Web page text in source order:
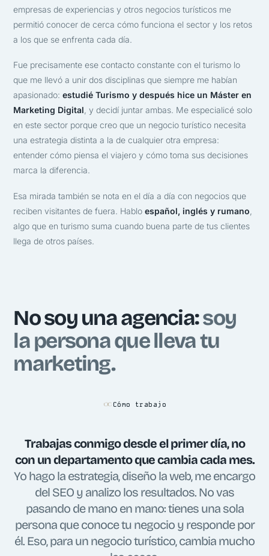
empresas de experiencias y otros negocios turísticos me
permitió conocer de cerca cómo funciona el sector y los retos
a los que se enfrenta cada día.
Fue precisamente ese contacto constante con el turismo lo
que me llevó a unir dos disciplinas que siempre me habían
apasionado:estudié Turismo y después hice un Máster en
Marketing Digital , y decidí juntar ambas. Me especialicé solo
en este sector porque creo que un negocio turístico necesita
una estrategia distinta a la de cualquier otra empresa:
entender cómo piensa el viajero y cómo toma sus decisiones
marca la diferencia.
Esa mirada también se nota en el día a día con negocios que
reciben visitantes de fuera. Habloespañol, inglés y rumano
algo que en turismo suma cuando buena parte de tus clientes
llega de otros países.
No soy una agencia:soy
la persona que lleva tu
marketing.
Cómo trabajo
Trabajas conmigo desde el primer día, no
con un departamento que cambia cada mes.
Yo hago la estrategia, diseño la web, me encargo
del SEO y analizo los resultados. No vas
pasando de mano en mano: tienes una sola
persona que conoce tu negocio y responde por
él. Eso, para un negocio turístico, cambia mucho